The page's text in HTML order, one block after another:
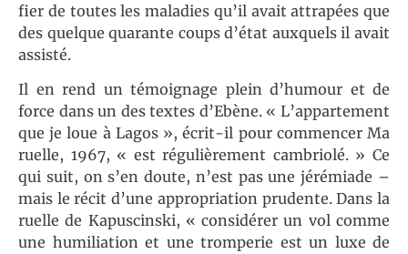
fier de toutes les maladies qu’il avait attrapées que
des quelque quarante coups d’état auxquels il avait
assisté.
Il en rend un témoignage plein d’humour et de
force dans un des textes d’Ebène. « L’appartement
que je loue à Lagos », écrit-il pour commencer Ma
ruelle, 1967, « est régulièrement cambriolé. » Ce
qui suit, on s’en doute, n’est pas une jérémiade –
mais le récit d’une appropriation prudente. Dans la
ruelle de Kapuscinski, « considérer un vol comme
une humiliation et une tromperie est un luxe de